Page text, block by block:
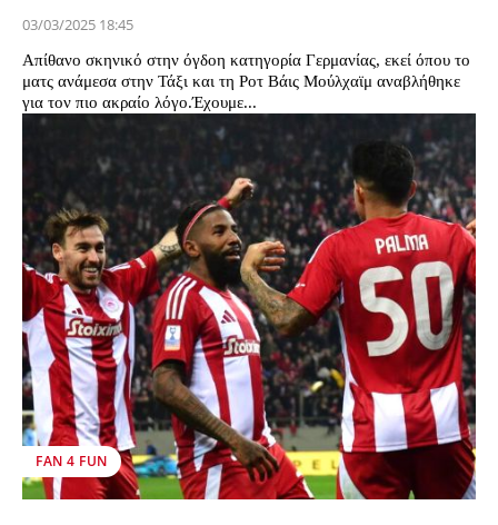
03/03/2025 18:45
Απίθανο σκηνικό στην όγδοη κατηγορία Γερμανίας, εκεί όπου το
ματς ανάμεσα στην Τάξι και τη Ροτ Βάις Μούλχαϊμ αναβλήθηκε
για τον πιο ακραίο λόγο.Έχουμε...
FAN 4 FUN